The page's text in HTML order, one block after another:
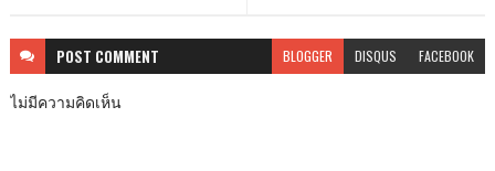
POST COMMENT BLOGGER DISQUS FACEBOOK
ไม่มีความคิดเห็น